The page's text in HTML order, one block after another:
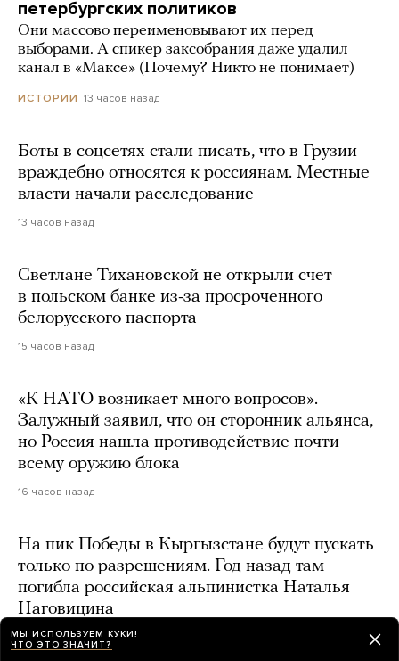
петербургских политиков
Они массово переименовывают их перед
выборами. А спикер заксобрания даже удалил
канал в «Максе» (Почему? Никто не понимает)
ИСТОРИИ 13 часов назад
Боты в соцсетях стали писать, что в Грузии
враждебно относятся к россиянам. Местные
власти начали расследование
13 часов назад
Светлане Тихановской не открыли счет
в польском банке из-за просроченного
белорусского паспорта
15 часов назад
«К НАТО возникает много вопросов».
Залужный заявил, что он сторонник альянса,
но Россия нашла противодействие почти
всему оружию блока
16 часов назад
На пик Победы в Кыргызстане будут пускать
только по разрешениям. Год назад там
погибла российская альпинистка Наталья
Наговицина
14 часов назад
МЫ ИСПОЛЬЗУЕМ КУКИ!
ЧТО ЭТО ЗНАЧИТ?